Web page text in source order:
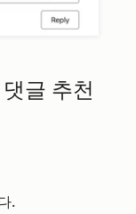
글 추천
.